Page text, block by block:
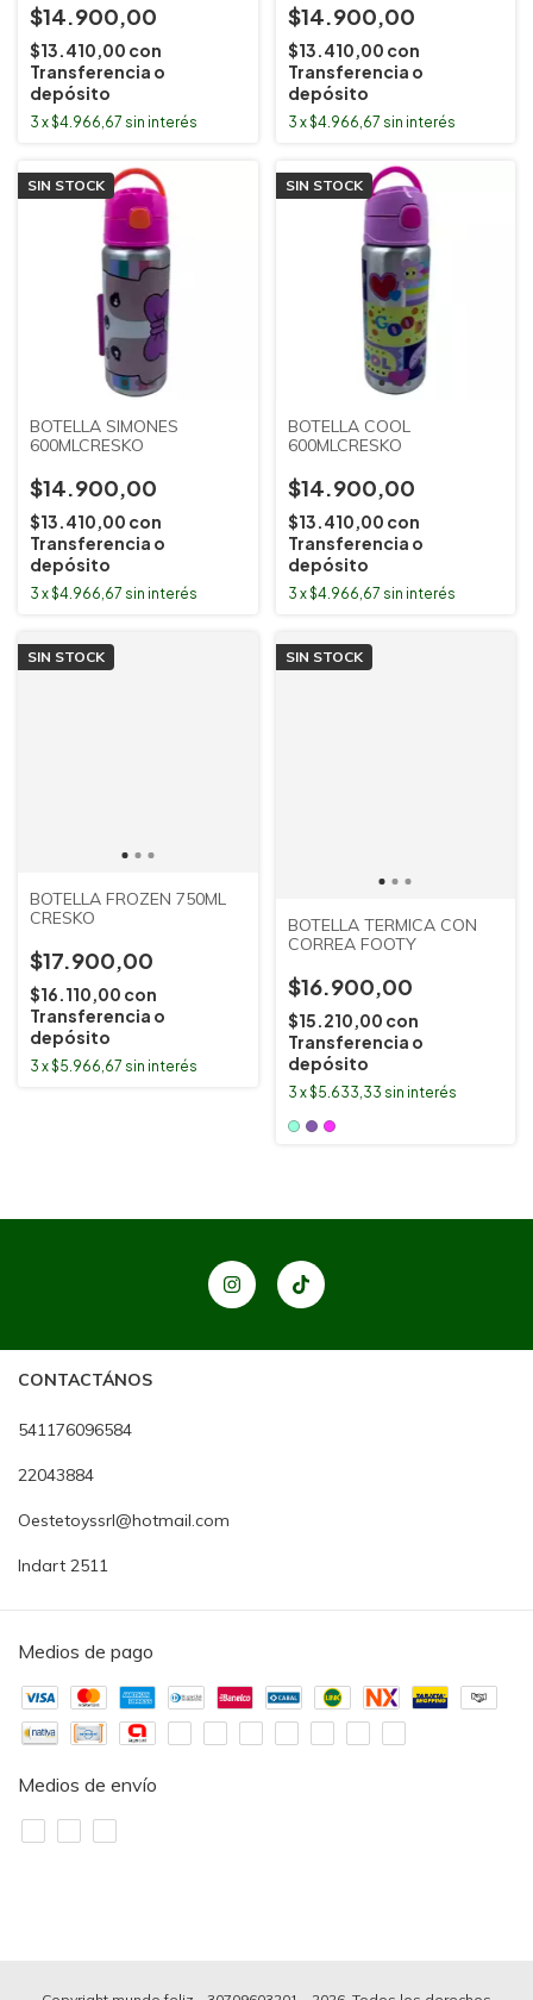
$14.900,00
$13.410,00 con
Transferencia o
depósito
3 x$4.966,67 sin interés
$14.900,00
$13.410,00 con
Transferencia o
depósito
3 x$4.966,67 sin interés
SIN STOCK
BOTELLA SIMONES
600MLCRESKO
$14.900,00
$13.410,00 con
Transferencia o
depósito
3 x$4.966,67 sin interés
SIN STOCK
BOTELLA COOL
600MLCRESKO
$14.900,00
$13.410,00 con
Transferencia o
depósito
3 x$4.966,67 sin interés
SIN STOCK
BOTELLA FROZEN 750ML
CRESKO
$17.900,00
$16.110,00 con
Transferencia o
depósito
3 x$5.966,67 sin interés
SIN STOCK
BOTELLA TERMICA CON
CORREA FOOTY
$16.900,00
$15.210,00 con
Transferencia o
depósito
3 x$5.633,33 sin interés
CONTACTÁNOS
541176096584
22043884
Oestetoyssrl@hotmail.com
Indart 2511
Medios de pago
Medios de envío